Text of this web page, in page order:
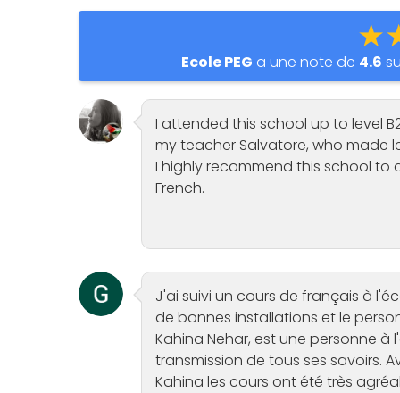
Ecole PEG a une note de 4.6
I attended this school up to level
my teacher Salvatore, who made
I highly recommend this school
French.
J'ai suivi un cours de français à
de bonnes installations et le
Kahina Nehar, est une personne
transmission de tous ses savoirs.
Kahina les cours ont été très